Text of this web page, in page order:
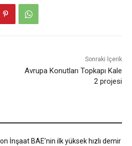
Sonraki İçerik
Avrupa Konutları Topkapı Kale
2 projesi
İnşaat BAE’nin ilk yüksek hızlı demir